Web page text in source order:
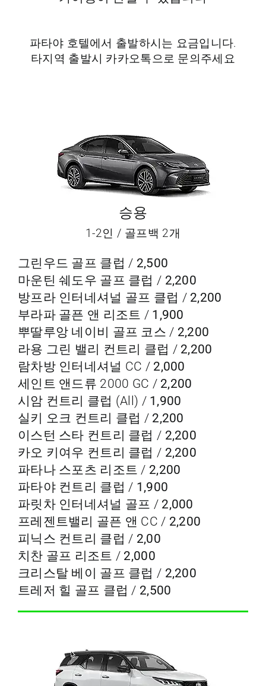
파타야 호텔에서 출발하시는 요금입니다.
타지역 출발시 카카오톡으로 문의주세요
승용
1-2인 / 골프백 2개
그린우드 골프 클럽 / 2,500
마운틴 쉐도우 골프 클럽 / 2,200
방프라 인터네셔널 골프 클럽 / 2,200
부라파 골픈 앤 리조트 / 1,900
뿌딸루앙 네이비 골프 코스 / 2,200
라용 그린 밸리 컨트리 클럽 / 2,200
람차방 인터네셔널 CC / 2,000
세인트 앤드류 2000 GC / 2,200
시암 컨트리 클럽 (All) / 1,900
실키 오크 컨트리 클럽 / 2,200
이스턴 스타 컨트리 클럽 / 2,200
카오 키여우 컨트리 클럽 / 2,200
파타나 스포츠 리조트 / 2,200
파타야 컨트리 클럽 / 1,900
파릿차 인터네셔널 골프 / 2,000
프레젠트밸리 골픈 앤 CC / 2,200
피닉스 컨트리 클럽 / 2,00
치찬 골프 리조트 / 2,000
크리스탈 베이 골프 클럽 / 2,200
트레저 힐 골프 클럽 / 2,500